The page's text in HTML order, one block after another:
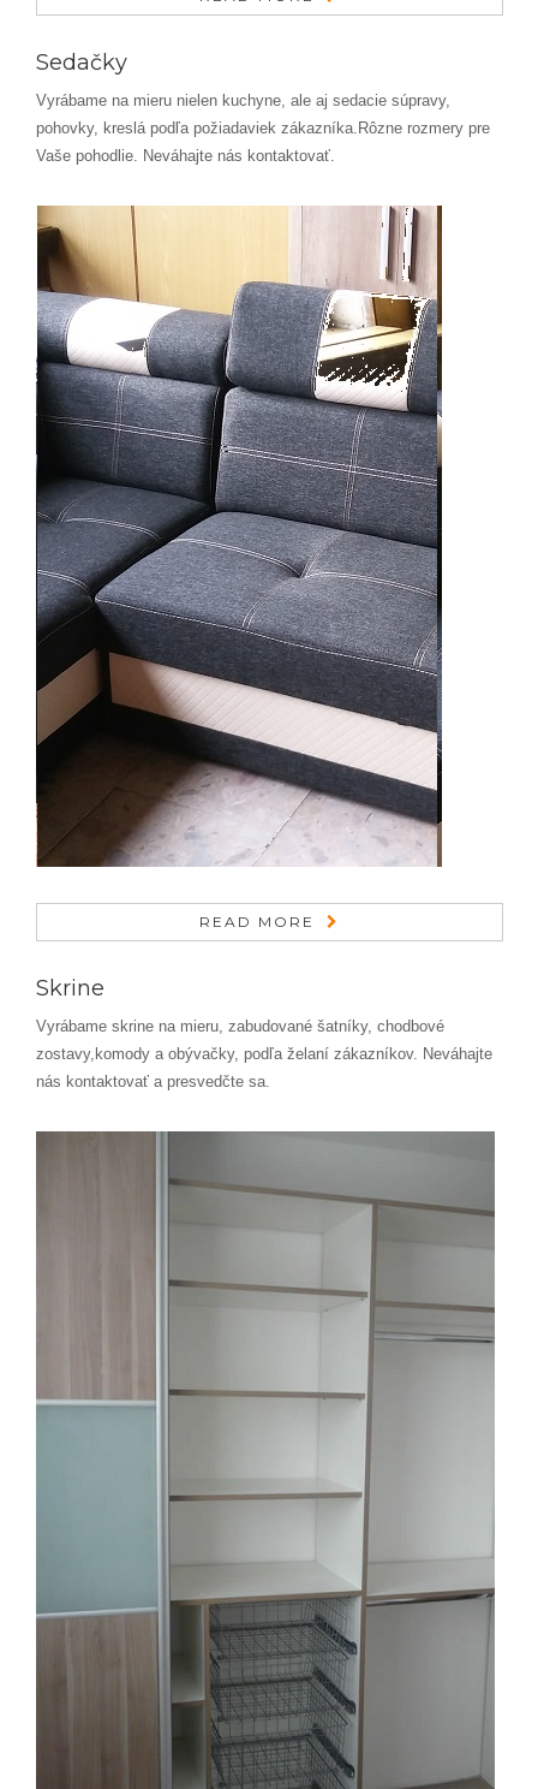
Sedačky
Vyrábame na mieru nielen kuchyne, ale aj sedacie súpravy,
pohovky, kreslá podľa požiadaviek zákazníka.Rôzne rozmery pre
Vaše pohodlie. Neváhajte nás kontaktovať.
READ MORE
Skrine
Vyrábame skrine na mieru, zabudované šatníky, chodbové
zostavy,komody a obývačky, podľa želaní zákazníkov. Neváhajte
nás kontaktovať a presvedčte sa.